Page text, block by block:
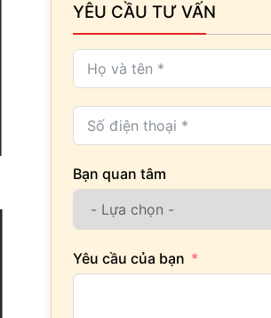
YÊU CẦU TƯ VẤN
Bạn quan tâm
Yêu cầu của bạn